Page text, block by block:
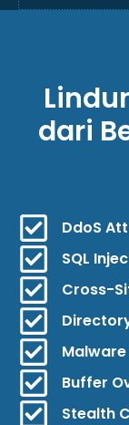
dari
DdoS
SQL
Cross-
Buffer
Stealth